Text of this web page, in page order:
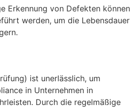
Erkennung von Defekten können
werden, um die Lebensdauer
ist unerlässlich, um
in Unternehmen in
Durch die regelmäßige